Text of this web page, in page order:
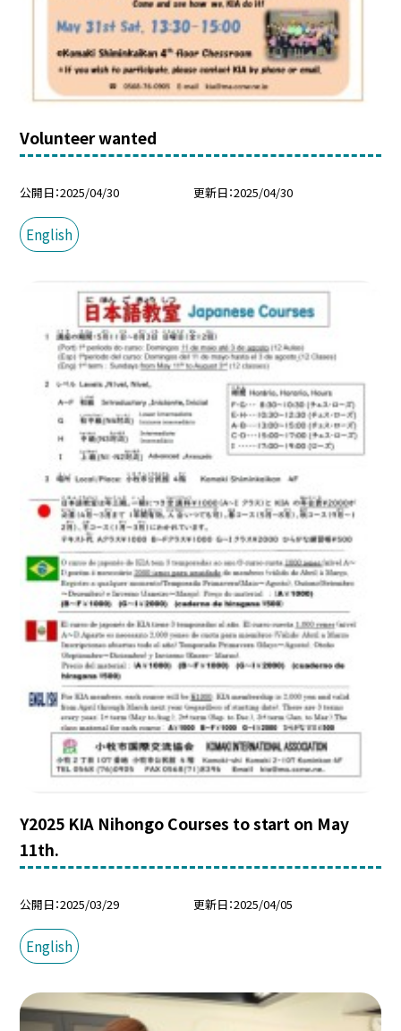
Volunteer wanted
公開日 2025/04/30 更新日 2025/04/30
English
Y2025 KIA Nihongo Courses to start on May
11th.
公開日 2025/03/29 更新日 2025/04/05
English